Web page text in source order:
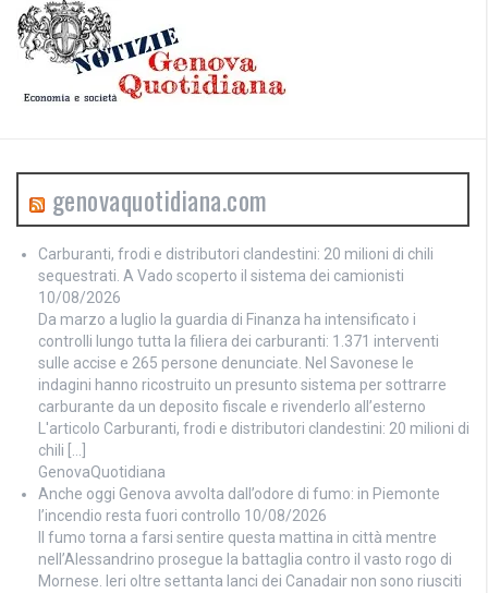
genovaquotidiana.com
Carburanti, frodi e distributori clandestini: 20 milioni di chili
sequestrati. A Vado scoperto il sistema dei camionisti
10/08/2026
Da marzo a luglio la guardia di Finanza ha intensificato i
controlli lungo tutta la filiera dei carburanti: 1.371 interventi
sulle accise e 265 persone denunciate. Nel Savonese le
indagini hanno ricostruito un presunto sistema per sottrarre
carburante da un deposito fiscale e rivenderlo all’esterno
L'articolo Carburanti, frodi e distributori clandestini: 20 milioni di
chili […]
GenovaQuotidiana
Anche oggi Genova avvolta dall’odore di fumo: in Piemonte
l’incendio resta fuori controllo 10/08/2026
Il fumo torna a farsi sentire questa mattina in città mentre
nell’Alessandrino prosegue la battaglia contro il vasto rogo di
Mornese. Ieri oltre settanta lanci dei Canadair non sono riusciti